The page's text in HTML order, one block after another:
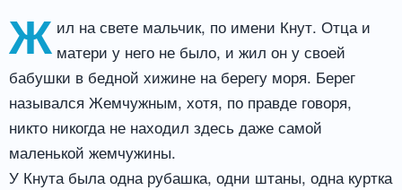
Ж ил на свете мальчик, по имени Кнут. Отца и
матери у него не было, и жил он у своей
бабушки в бедной хижине на берегу моря. Берег
назывался Жемчужным, хотя, по правде говоря,
никто никогда не находил здесь даже самой
маленькой жемчужины.
У Кнута была одна рубашка, одни штаны, одна куртка